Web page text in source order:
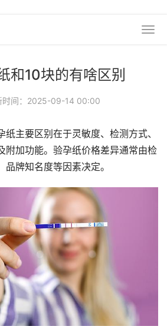
和10块的有啥区别
时间：2025-09-14 00:00
主要区别在于灵敏度、检测方式、
附加功能。验孕纸价格差异通常由检
牌知名度等因素决定。